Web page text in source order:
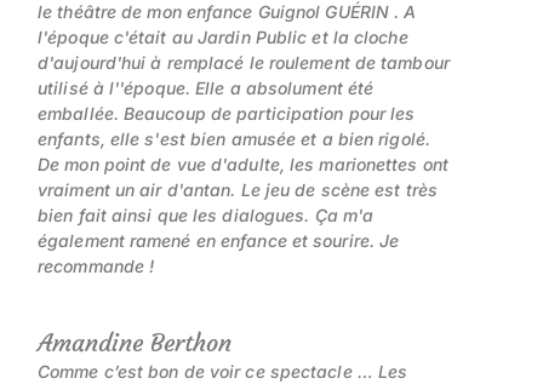
le théâtre de mon enfance Guignol GUÉRIN . A
l'époque c'était au Jardin Public et la cloche
d'aujourd'hui à remplacé le roulement de tambour
utilisé à l''époque. Elle a absolument été
emballée. Beaucoup de participation pour les
enfants, elle s'est bien amusée et a bien rigolé.
De mon point de vue d'adulte, les marionettes ont
vraiment un air d'antan. Le jeu de scène est très
bien fait ainsi que les dialogues. Ça m'a
également ramené en enfance et sourire. Je
recommande !
Amandine Berthon
Comme c’est bon de voir ce spectacle … Les